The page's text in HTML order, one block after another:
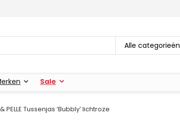
Alle categorieën
Sale
PELLE Tussenjas ‘Bubbly’ lichtroze